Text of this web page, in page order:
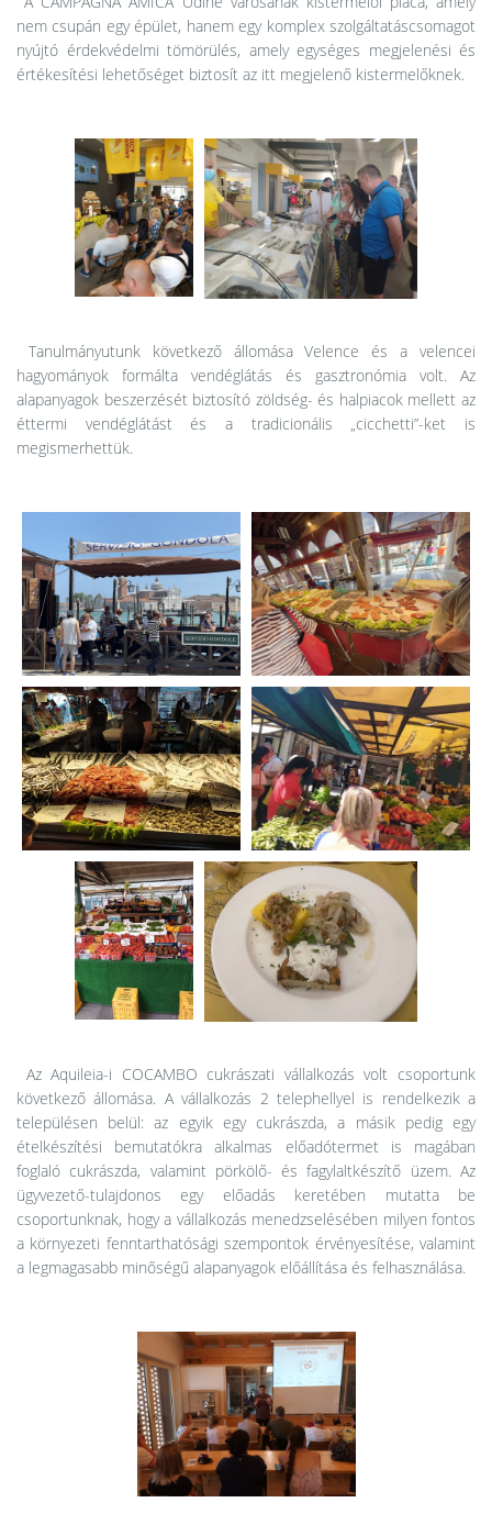
nem csupán egy épület, hanem egy komplex szolgáltatáscsomagot
nyújtó érdekvédelmi tömörülés, amely egységes megjelenési és
értékesítési lehetőséget biztosít az itt megjelenő kistermelőknek.
Tanulmányutunk következő állomása Velence és a velencei
hagyományok formálta vendéglátás és gasztronómia volt. Az
alapanyagok beszerzését biztosító zöldség- és halpiacok mellett az
éttermi vendéglátást és a tradicionális „cicchetti”-ket is
megismerhettük.
Az Aquileia-i COCAMBO cukrászati vállalkozás volt csoportunk
következő állomása. A vállalkozás 2 telephellyel is rendelkezik a
településen belül: az egyik egy cukrászda, a másik pedig egy
ételkészítési bemutatókra alkalmas előadótermet is magában
foglaló cukrászda, valamint pörkölő- és fagylaltkészítő üzem. Az
ügyvezető-tulajdonos egy előadás keretében mutatta be
csoportunknak, hogy a vállalkozás menedzselésében milyen fontos
a környezeti fenntarthatósági szempontok érvényesítése, valamint
a legmagasabb minőségű alapanyagok előállítása és felhasználása.